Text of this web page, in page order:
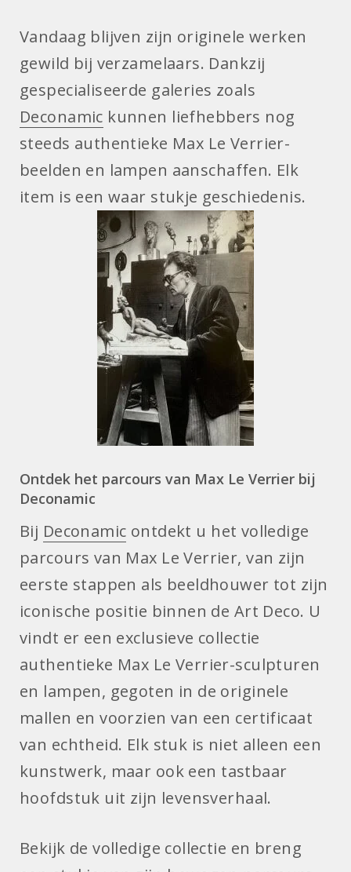
Vandaag blijven zijn originele werken
gewild bij verzamelaars. Dankzij
gespecialiseerde galeries zoals
Deconamic kunnen liefhebbers nog
steeds authentieke Max Le Verrier-
beelden en lampen aanschaffen. Elk
item is een waar stukje geschiedenis.
Ontdek het parcours van Max Le Verrier bij
Deconamic
Bij Deconamic ontdekt u het volledige
parcours van Max Le Verrier, van zijn
eerste stappen als beeldhouwer tot zijn
iconische positie binnen de Art Deco. U
vindt er een exclusieve collectie
authentieke Max Le Verrier-sculpturen
en lampen, gegoten in de originele
mallen en voorzien van een certificaat
van echtheid. Elk stuk is niet alleen een
kunstwerk, maar ook een tastbaar
hoofdstuk uit zijn levensverhaal.
Bekijk de volledige collectie en breng